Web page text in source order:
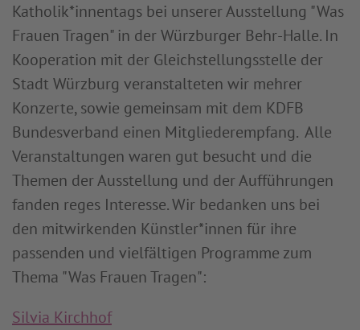
Katholik*innentags bei unserer Ausstellung "Was
Frauen Tragen" in der Würzburger Behr-Halle. In
Kooperation mit der Gleichstellungsstelle der
Stadt Würzburg veranstalteten wir mehrer
Konzerte, sowie gemeinsam mit dem KDFB
Bundesverband einen Mitgliederempfang. Alle
Veranstaltungen waren gut besucht und die
Themen der Ausstellung und der Aufführungen
fanden reges Interesse. Wir bedanken uns bei
den mitwirkenden Künstler*innen für ihre
passenden und vielfältigen Programme zum
Thema "Was Frauen Tragen":
Silvia Kirchhof